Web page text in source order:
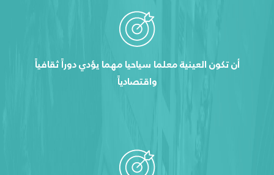
أن تكون العينية معلما سياحيا مهما يؤدي دوراً ثقافياً
واقتصادياً